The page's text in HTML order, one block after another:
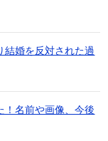
結婚を反対された過
！名前や画像、今後